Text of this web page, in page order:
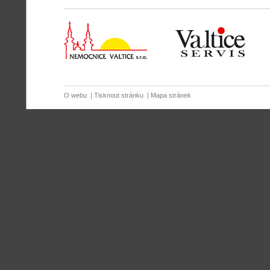
O webu | Tisknout stránku | Mapa stránek